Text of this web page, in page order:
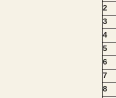
2
3
4
5
6
7
8